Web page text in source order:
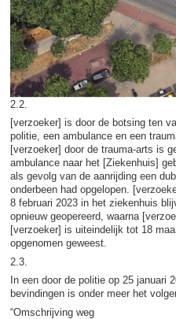
2.2.
[verzoeker] is door de botsing ten
politie, een ambulance en een
[verzoeker] door de trauma-arts is
ambulance naar het [Ziekenhuis]
als gevolg van de aanrijding een
onderbeen had opgelopen.
8 februari 2023 in het ziekenhuis
opnieuw geopereerd, waarna
[verzoeker] is uiteindelijk tot 18
opgenomen geweest.
2.3.
In een door de politie op 25 januari
bevindingen is onder meer het
“Omschrijving weg